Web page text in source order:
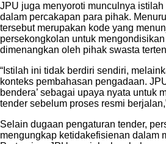
JPU juga menyoroti munculnya istilah
dalam percakapan para pihak.
tersebut merupakan kode yang
persekongkolan untuk
dimenangkan oleh pihak swasta
“Istilah ini tidak berdiri sendiri,
konteks pembahasan pengadaan.
bendera’ sebagai upaya nyata untuk
tender sebelum proses resmi
Selain dugaan pengaturan tender,
mengungkap ketidakefisienan dalam